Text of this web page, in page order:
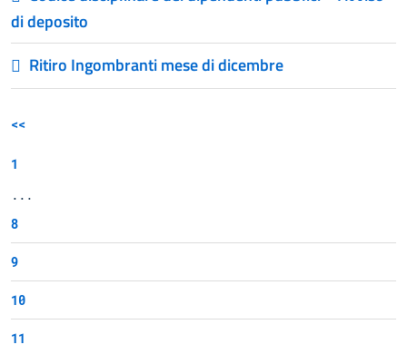
di deposito
Ritiro Ingombranti mese di dicembre
<<
1
...
8
9
10
11